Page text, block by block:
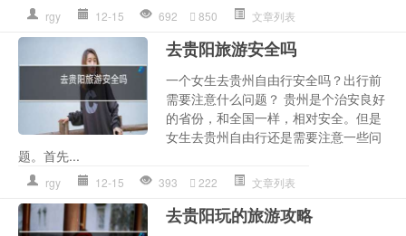
rgy 12-15 692 850 文章列表
去贵阳旅游安全吗
一个女生去贵州自由行安全吗？出行前
需要注意什么问题？ 贵州是个治安良好
的省份，和全国一样，相对安全。但是
女生去贵州自由行还是需要注意一些问
题。首先...
rgy 12-15 393 222 文章列表
去贵阳玩的旅游攻略